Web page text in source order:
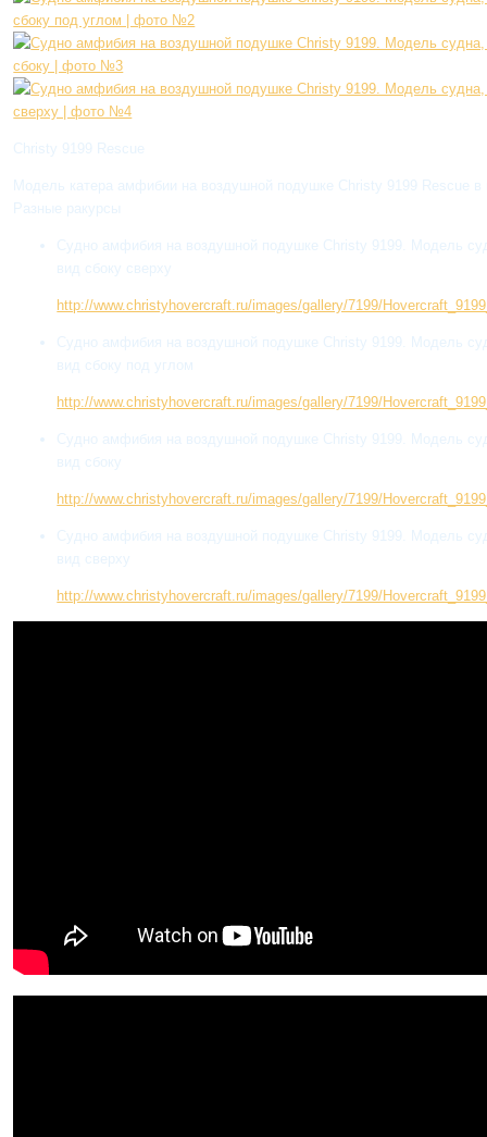
Christy 9199 Rescue
Модель катера амфибии на воздушной подушке Christy 9199 Rescue в
Разные ракурсы
Судно амфибия на воздушной подушке Christy 9199. Модель
вид сбоку сверху
http://www.christyhovercraft.ru/images/gallery/7199/
Судно амфибия на воздушной подушке Christy 9199. Модель
вид сбоку под углом
http://www.christyhovercraft.ru/images/gallery/7199/
Судно амфибия на воздушной подушке Christy 9199. Модель
вид сбоку
http://www.christyhovercraft.ru/images/gallery/7199/
Судно амфибия на воздушной подушке Christy 9199. Модель
вид сверху
http://www.christyhovercraft.ru/images/gallery/7199/